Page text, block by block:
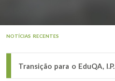
NOTÍCIAS RECENTES
Transição para o EduQA, I.P.